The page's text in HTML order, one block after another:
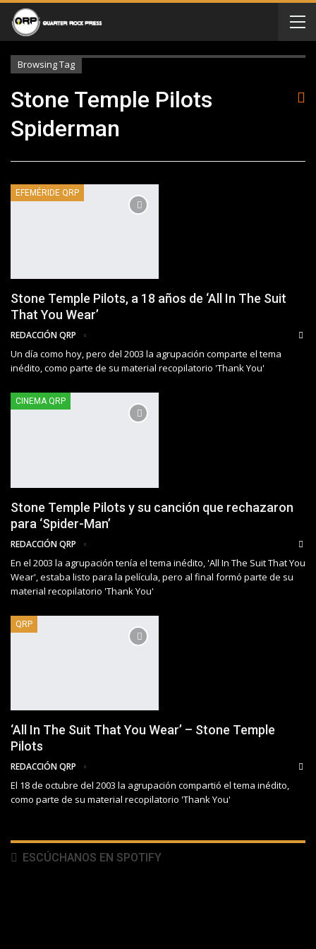
Browsing Tag
Stone Temple Pilots
Spiderman
EFEMÉRIDE QRP
Stone Temple Pilots, a 18 años de ‘All In The Suit
That You Wear’
REDACCIÓN QRP
Un día como hoy, pero del 2003 la agrupación comparte el tema
inédito, como parte de su material recopilatorio 'Thank You'
CINEMA QRP
Stone Temple Pilots y su canción que rechazaron
para ‘Spider-Man’
REDACCIÓN QRP
En el 2003 la agrupación tenía el tema inédito, 'All In The Suit That You
Wear', estaba listo para la película, pero al final formó parte de su
material recopilatorio 'Thank You'
QRP
‘All In The Suit That You Wear’ – Stone Temple
Pilots
REDACCIÓN QRP
El 18 de octubre del 2003 la agrupación compartió el tema inédito,
como parte de su material recopilatorio 'Thank You'
ESCÚCHANOS EN SPOTIFY